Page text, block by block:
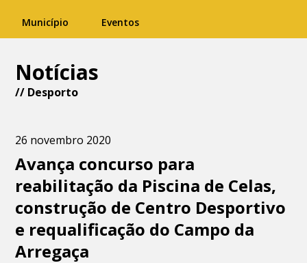
Município Eventos
Notícias
// Desporto
26 novembro 2020
Avança concurso para
reabilitação da Piscina de Celas,
construção de Centro Desportivo
e requalificação do Campo da
Arregaça